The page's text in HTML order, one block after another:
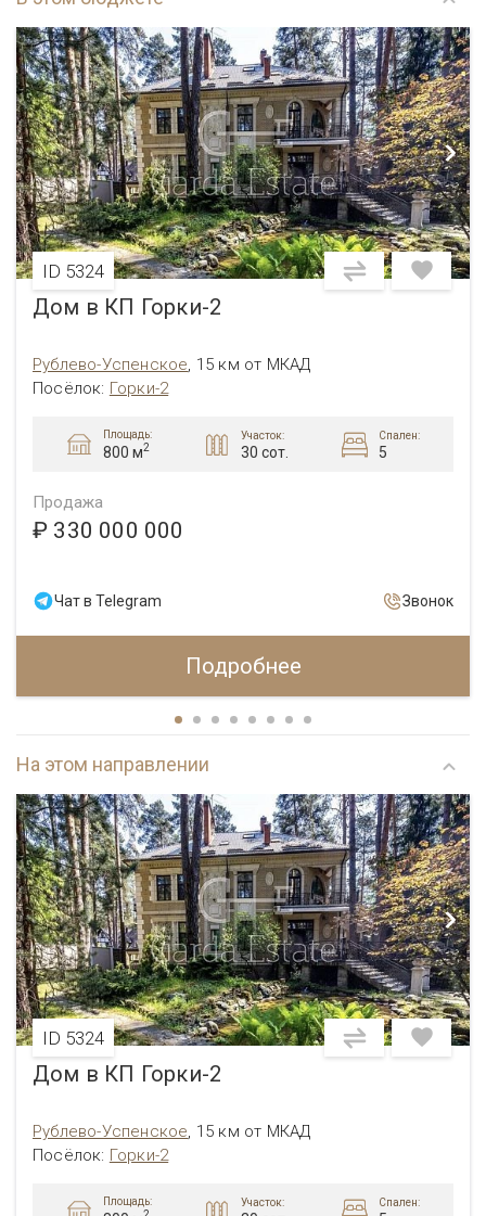
ID 5324
Дом в КП Горки-2
Рублево-Успенское, 15 км от МКАД
Посёлок: Горки-2
Площадь:
800 м2
Участок:
30 сот.
Спален:
5
Продажа
₽ 330 000 000
Чат в Telegram Звонок
Подробнее
На этом направлении
ID 5324
Дом в КП Горки-2
Рублево-Успенское, 15 км от МКАД
Посёлок: Горки-2
Площадь: Участок: Спален: